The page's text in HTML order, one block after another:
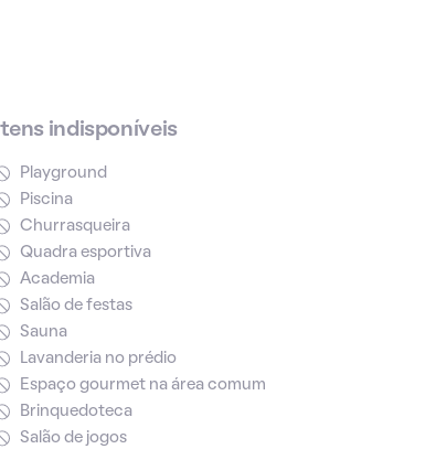
Itens indisponíveis
Playground
Piscina
Churrasqueira
Quadra esportiva
Academia
Salão de festas
Sauna
Lavanderia no prédio
Espaço gourmet na área comum
Brinquedoteca
Salão de jogos